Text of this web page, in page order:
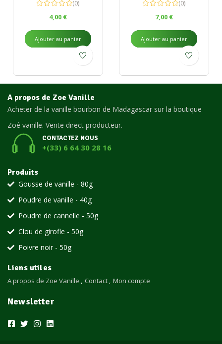
(0)
4,00 €
Ajouter au panier
(0)
7,00 €
Ajouter au panier
A propos de Zoe Vanille
Acheter de la vanille bourbon de Madagascar sur la boutique
Zoé vanille. Vente direct producteur.
CONTACTEZ NOUS
+(33) 6 64 30 28 16
Produits
Gousse de vanille - 80g
Poudre de vanille - 40g
Poudre de cannelle - 50g
Clou de girofle - 50g
Poivre noir - 50g
Liens utiles
A propos de Zoe Vanille Contact Mon compte
Newsletter